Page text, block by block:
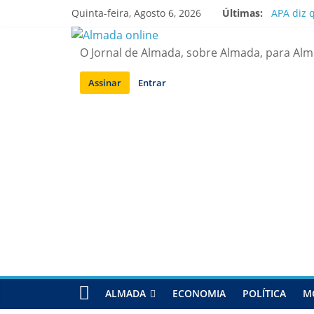
Quinta-feira, Agosto 6, 2026 Últimas:
APA diz
Ponte
O Jornal de Almada, sobre Almada, para
Assinar Entrar
ALMADA ECONOMIA POLÍTICA